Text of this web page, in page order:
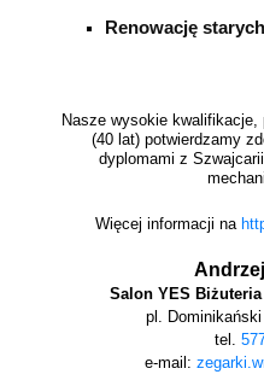
Renowację
Nasze wysokie
(40 lat) potwierdzamy
dyplomami z
Więcej informacji na
Salon YES
pl. Dominikański
tel.
e-mail: